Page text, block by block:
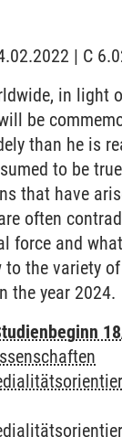
| C
in light
be
than he is
to be
that have
often
force and
the variety
the year 2024.